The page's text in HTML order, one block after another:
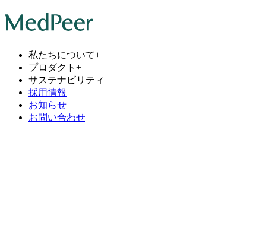
私たちについて+
プロダクト +
サステナビリティ+
採用情報
お知らせ
お問い合わせ